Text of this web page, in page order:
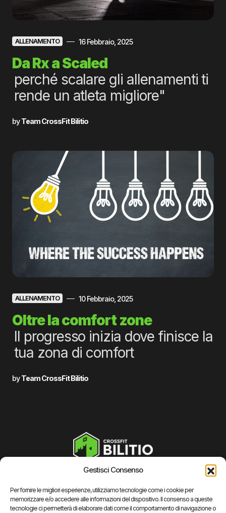
Gestisci Consenso
Per fornire le migliori esperienze, utilizziamo tecnologie come i cookie per
memorizzare e/o accedere alle informazioni del dispositivo. Il consenso a queste
tecnologie ci permetterà di elaborare dati come il comportamento di navigazione o
ALLENAMENTO 16 Febbraio, 2025
Da Rx a Scaled
perché scalare gli allenamenti ti
rende un atleta migliore"
by Team CrossFit Bilitio
ALLENAMENTO 10 Febbraio, 2025
Oltre la comfort zone
Il progresso inizia dove finisce la
tua zona di comfort
by Team CrossFit Bilitio
CrossFit® è un marchio registrato da Crossfit LLC. (USA) utilizzato su licenza. Ogni
Informazioni Legali